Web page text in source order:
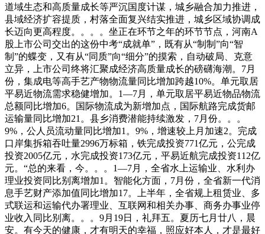
道域生态和高质量成长等严沉国度计谋，城乡融合加力推进，
县域经济扩容提质，村落全面复兴结实推进，城乡区域协调成
长迈向更高程度。。。。坐正在环节之年的环节节点，河南A
股上市公司交出的这份中考“成就单”，既有从“制制”向“智
制”的蝶变，又有从“同质”向“细分”的摸索，自动破局、克意
立异，上市公司终将汇聚成经济高质量成长的磅礴海潮。7月
份，集成电等高手艺产物物流量同比增加跨越10%。单元取居
平易近物流需求稳健增加。1—7月，单元取居平易近物品物流
总额同比增加6。国际物流成为新增加点，国际航路完成货邮
运输量同比增加21。县乡消费潜能持续激发，7月份。。。
9%，公人员流动量同比增加1。9%，增速较上月加速2。完成
口岸集拆箱吞吐量2996万标箱，铁完成投资771亿元，公完成
投资2005亿元，水完成投资173亿元，平易近航完成投资112亿
元。“总的来看，今。。。1—7月，全省水上运输业、水利办
理业投资同比别离增加1。智能化方面，7月份，全省新一代消
息手艺财产添加值同比增加17。上半年，全省规上租赁业、多
式联运和运输代办署理业、互联网和相关办事、商务办事业停
业收入同比别离。。。9月19日，礼拜五。夏历七月廿八，晨
安。有今天的健康，才有明天的幸福，照应好本人，才是最好